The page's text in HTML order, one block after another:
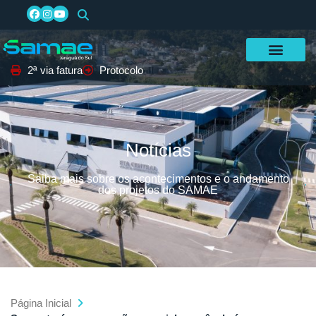
2ª via fatura Protocolo
Notícias
Saiba mais sobre os acontecimentos e o andamento
dos projetos do SAMAE
Página Inicial